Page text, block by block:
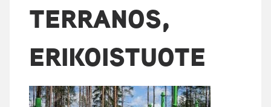
TERRANOS,
ERIKOISTUOTE